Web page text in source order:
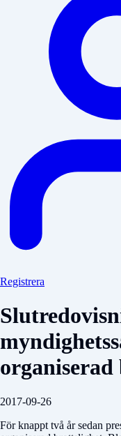
Registrera
2017-09-26
För knappt två år sedan